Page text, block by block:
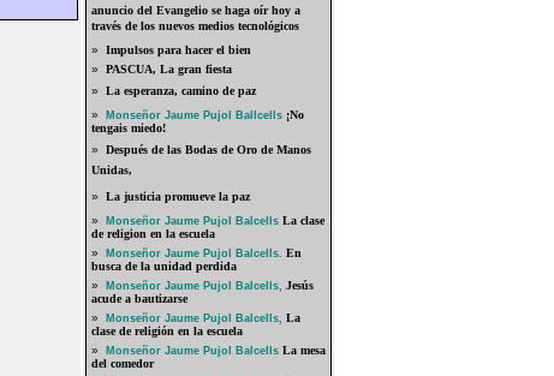
anuncio del Evangelio se haga oír hoy a
través de los nuevos medios tecnológicos
»
Impulsos para hacer el bien
»
PASCUA, La gran fiesta
»
La esperanza, camino de paz
»
Monseñor Jaume Pujol Ballcells ¡No
tengais miedo!
»
Después de las Bodas de Oro de Manos
Unidas,
»
La justicia promueve la paz
»
Monseñor Jaume Pujol Balcells La clase
de religion en la escuela
»
Monseñor Jaume Pujol Balcells. En
busca de la unidad perdida
»
Monseñor Jaume Pujol Balcells, Jesús
acude a bautizarse
»
Monseñor Jaume Pujol Balcells, La
clase de religión en la escuela
»
Monseñor Jaume Pujol Balcells La mesa
del comedor